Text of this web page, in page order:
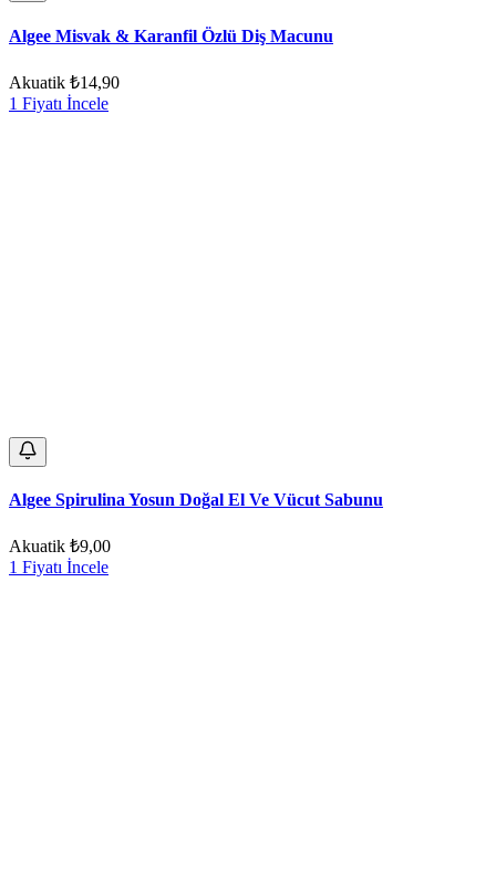
Algee Misvak & Karanfil Özlü Diş Macunu
Akuatik ₺14,90
1 Fiyatı İncele
Algee Spirulina Yosun Doğal El Ve Vücut Sabunu
Akuatik ₺9,00
1 Fiyatı İncele